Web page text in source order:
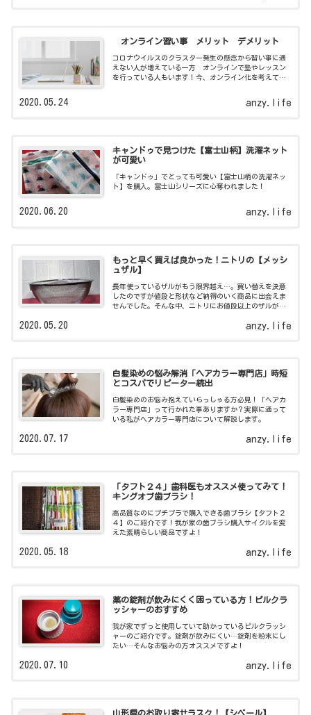
オンライン習い事 メリット デメリット
コロナウイルスのクラスター発生の懸念から習い事に通
えない人が増えている一方 オンラインで塾やレッスン
を行っている人もいます！今、オンライン化を考えてい
anzy.life
2020.05.24
キャンドゥで見つけた【富士山柄】洗濯ネット
が可愛い
「キャンドゥ」でとっても可愛い【富士山柄の洗濯ネッ
ト】を購入。富士山シリーズに心奪われました！
anzy.life
2020.06.20
もっと早く買えば良かった！ニトリの【メッシ
ュザル】
長年使っているザルがもう限界越え…。買い替えを決意
したのですが値段と形状など納得のいく商品に出会えま
せんでした。そんな中、ニトリにお値段以上のザルがあ
anzy.life
2020.05.20
白髪染めの悩み解消「ヘアカラー専門店」時短
とコスパでリピーター続出
白髪染めのお悩み抱えていらっしゃる方必見！「ヘアカ
ラー専門店」って行かれた事ありますか？実際に通って
いる私がヘアカラー専門店について解説します。
anzy.life
2020.07.17
「タフト２４」歯科医もオススメ使ってみて！
キングオブ歯ブラシ！
高品質なのにプチプラで購入できる歯ブラシ【タフト２
４】のご紹介です！我が家の歯ブラシ購入サイクルを変
えた素晴らしい商品ですよ！
anzy.life
2020.05.18
薬の錠剤が飲みにくく困っている方！ピルクラ
ッシャーのおすすめ
我が家でずっと使用していて助かっているピルクラッシ
ャーのご紹介です。錠剤が飲みにくい…錠剤を粉末にし
たい…そんなお悩みの方オススメですよ！
anzy.life
2020.07.10
山形県のお取り寄せラスク！【シベール】